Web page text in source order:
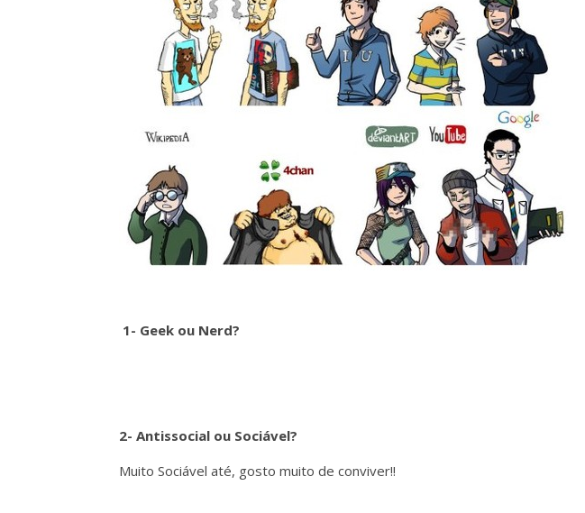
1- Geek ou Nerd?
2- Antissocial ou Sociável?
Muito Sociável até, gosto muito de conviver!!